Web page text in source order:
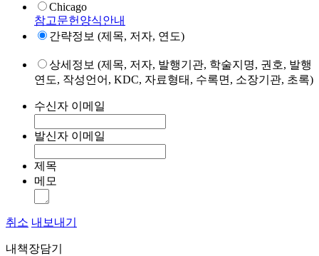
Chicago
참고문헌양식안내
간략정보 (제목, 저자, 연도)
상세정보 (제목, 저자, 발행기관, 학술지명, 권호, 발행
연도, 작성언어, KDC, 자료형태, 수록면, 소장기관, 초록)
수신자 이메일
발신자 이메일
제목
메모
취소 내보내기
내책장담기